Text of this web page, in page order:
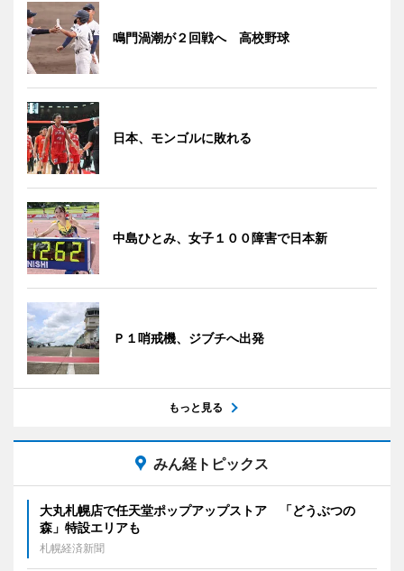
鳴門渦潮が２回戦へ 高校野球
日本、モンゴルに敗れる
中島ひとみ、女子１００障害で日本新
Ｐ１哨戒機、ジブチへ出発
もっと見る
みん経トピックス
大丸札幌店で任天堂ポップアップストア 「どうぶつの
森」特設エリアも
札幌経済新聞